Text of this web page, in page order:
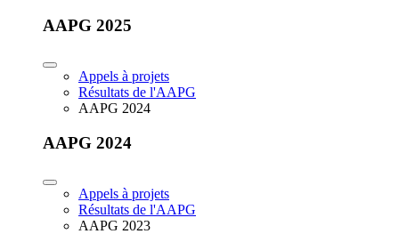
AAPG 2025
Appels à projets
Résultats de l'AAPG
AAPG 2024
AAPG 2024
Appels à projets
Résultats de l'AAPG
AAPG 2023